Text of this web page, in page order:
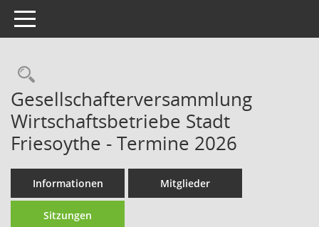
Toggle navigation
Rechercheauswahl
Gesellschafterversammlung
Wirtschaftsbetriebe Stadt
Friesoythe - Termine 2026
Informationen Mitglieder
Sitzungen